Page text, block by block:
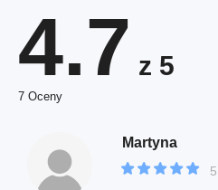
4.7 z 5
7 Oceny
Martyna